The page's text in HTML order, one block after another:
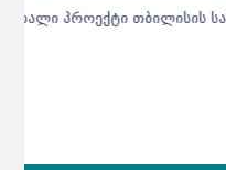
ქარელის საბავშვო